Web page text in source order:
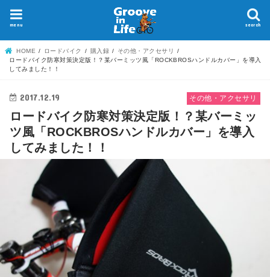
search
menu
HOME ロードバイク 購入録
その他・アクセサリ
ロードバイク防寒対策決定版！？某バーミッツ風「ROCKBROSハンドルカバー」を導入
してみました！！
その他・アクセサリ
2017.12.19
ロードバイク防寒対策決定版！？某バーミッ
ツ風「ROCKBROSハンドルカバー」を導入
してみました！！